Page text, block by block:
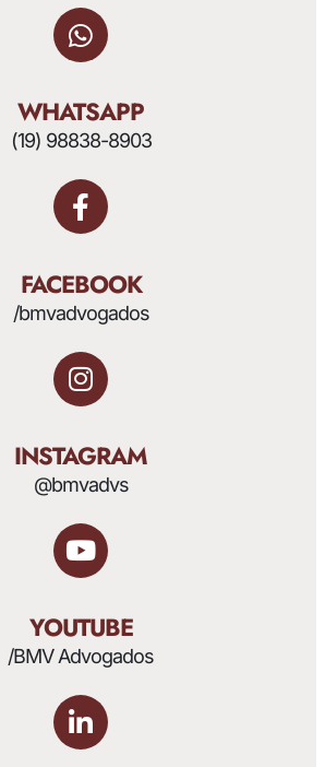
WHATSAPP
(19) 98838-8903
FACEBOOK
/bmvadvogados
INSTAGRAM
@bmvadvs
YOUTUBE
/BMV Advogados